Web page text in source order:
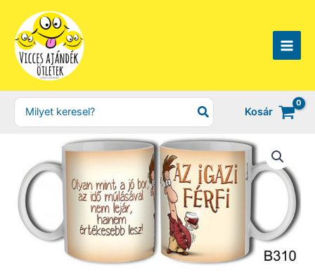
content
Search
for:
Kosár